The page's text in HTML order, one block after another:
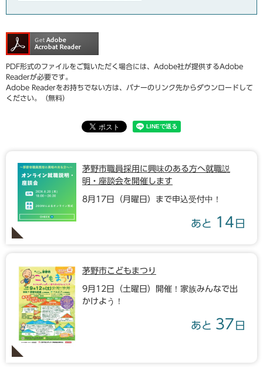
PDF形式のファイルをご覧いただく場合には、Adobe社が提供するAdobe
Readerが必要です。
Adobe Readerをお持ちでない方は、バナーのリンク先からダウンロードして
ください。（無料）
茅野市職員採用に興味のある方へ就職説
明・座談会を開催します
8月17日（月曜日）まで申込受付中！
あと 14 日
茅野市こどもまつり
9月12日（土曜日）開催！家族みんなで出
かけよう！
あと 37 日